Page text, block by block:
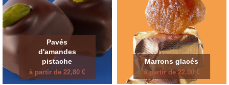
Pavés
d'amandes
pistache
à partir de 22,80 €
Marrons glacés
à partir de 22,00 €